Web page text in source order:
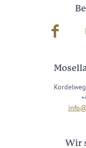
Facebook
Wir